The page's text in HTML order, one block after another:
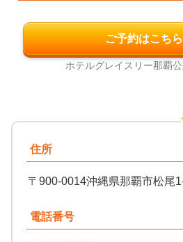
ご予約はこち
ホテルグレイスリー那覇
住所
〒900-0014沖縄県那覇市松尾
電話番号